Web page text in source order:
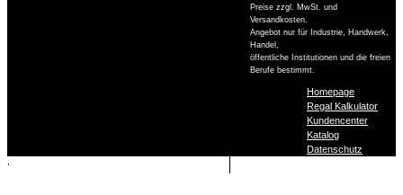
Preise zzgl. MwSt. und
Versandkosten.
Angebot nur für Industrie, Handwerk,
Handel,
öffentliche Institutionen und die freien
Berufe bestimmt.
Homepage
Regal Kalkulator
Kundencenter
Katalog
Datenschutz